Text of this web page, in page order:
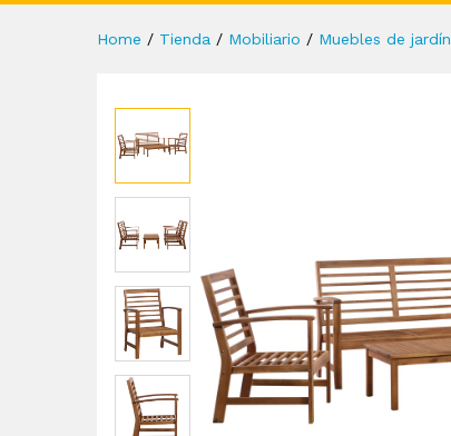
Producto para mascotas
Home / Tienda / Mobiliario / Muebles de jardín